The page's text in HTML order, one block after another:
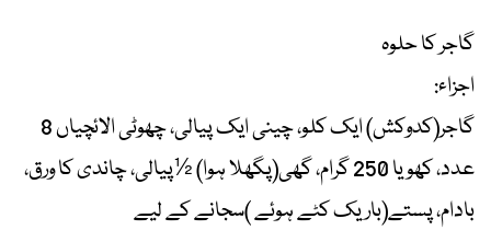
گاجر کا حلوہ
اجزاء:
گاجر(کدوکش) ایک کلو، چینی ایک پیالی، چھوٹی الائچیاں 8
عدد، کھویا 250 گرام، گھی(پگھلا ہوا) ½پیالی، چاندی کا ورق،
بادام، پستے(باریک کٹے ہوئے )سجانے کے لیے